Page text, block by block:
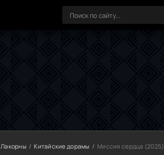
Лакорны Китайские дорамы Миссия сердца (2025)